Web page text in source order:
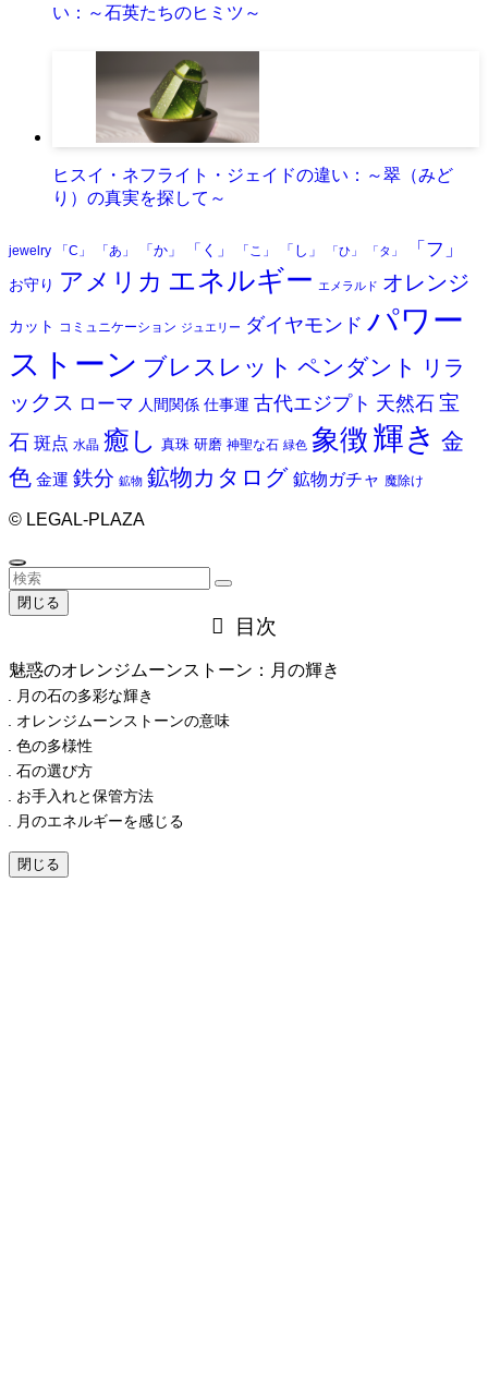
い：～石英たちのヒミツ～
ヒスイ・ネフライト・ジェイドの違い：～翠（みど
り）の真実を探して～
jewelry 「C」 「あ」 「か」 「く」 「こ」 「し」 「ひ」 「タ」 「フ」
お守り アメリカ エネルギー エメラルド オレンジ
カット コミュニケーション ジュエリー ダイヤモンド パワー
ストーン ブレスレット ペンダント
リラ
ックス ローマ 人間関係 仕事運 古代エジプト 天然石 宝
石 斑点 水晶 癒し 真珠 研磨 神聖な石 緑色 象徴 輝き 金
色 金運 鉄分 鉱物 鉱物カタログ 鉱物ガチャ 魔除け
© LEGAL-PLAZA
閉じる
目次
魅惑のオレンジムーンストーン：月の輝き
月の石の多彩な輝き
オレンジムーンストーンの意味
色の多様性
石の選び方
お手入れと保管方法
月のエネルギーを感じる
閉じる